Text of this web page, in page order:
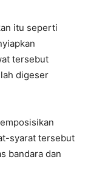
itu seperti
tersebut
digeser
syarat tersebut
bandara dan